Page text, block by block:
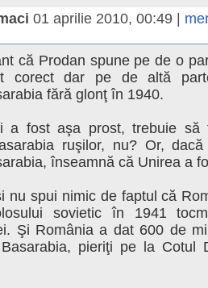
01 aprilie 2010, 00:49
că Prodan spune pe de o
corect dar pe de altă
fără glonţ în 1940.
a fost aşa prost, trebuie să
ruşilor, nu? Or,
înseamnă că Unirea a
nu spui nimic de faptul că
sovietic în 1941
Şi România a dat 600 de
pieriţi pe la Cotul